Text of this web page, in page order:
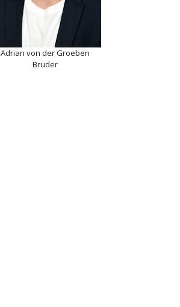
Adrian von der Groeben
Bruder